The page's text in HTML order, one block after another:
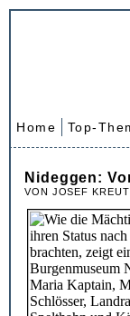
Home Top-
Nideggen:
VON JOSEF